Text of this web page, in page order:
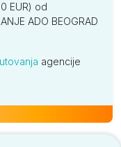
EUR) od
ADO BEOGRAD
agencije